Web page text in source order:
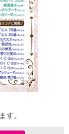
す。